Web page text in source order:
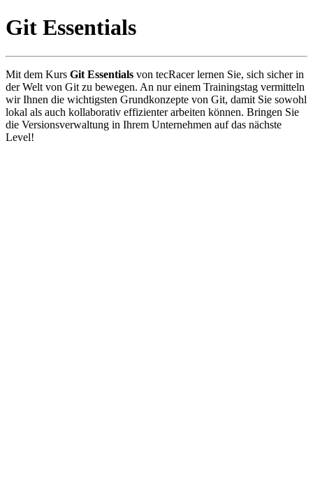
Git Essentials
Mit dem Kurs Git Essentials von tecRacer lernen Sie, sich sicher in
der Welt von Git zu bewegen. An nur einem Trainingstag vermitteln
wir Ihnen die wichtigsten Grundkonzepte von Git, damit Sie sowohl
lokal als auch kollaborativ effizienter arbeiten können. Bringen Sie
die Versionsverwaltung in Ihrem Unternehmen auf das nächste
Level!